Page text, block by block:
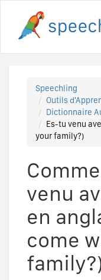
Speechling
Outils
Dictionnaire
Es-tu venu
your family?)
venu
en
come